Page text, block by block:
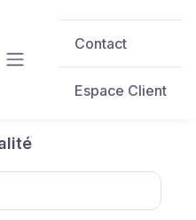
Contact
Espace Client